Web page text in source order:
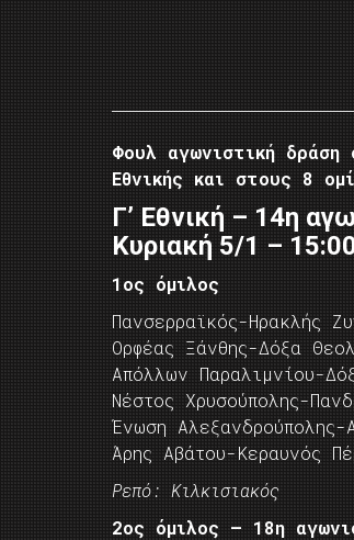
Φουλ αγωνιστική
Εθνικής και στους 8
Γ’ Εθνική – 14η
Κυριακή 5/1 –
1ος όμιλος
Πανσερραϊκός-Ηρακλής
Ορφέας Ξάνθης-Δόξα
Απόλλων Παραλιμνίου-
Νέστος Χρυσούπολης-
Ένωση Αλεξανδρούπολης-
Άρης Αβάτου-Κεραυνός
Ρεπό: Κιλκισιακός
2ος όμιλος – 18η